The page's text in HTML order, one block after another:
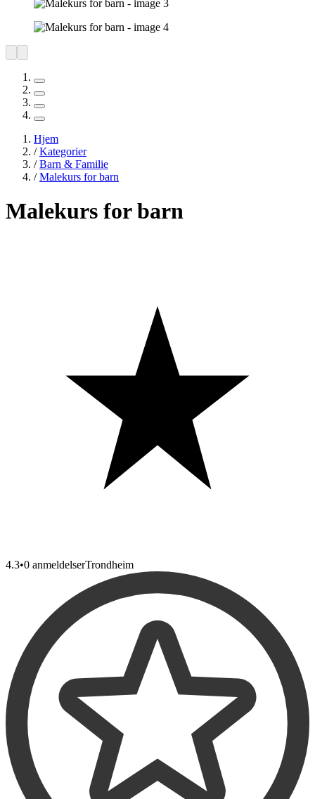
Hjem
/Kategorier
/Barn & Familie
/Malekurs for barn
Malekurs for barn
4.3•0 anmeldelserTrondheim